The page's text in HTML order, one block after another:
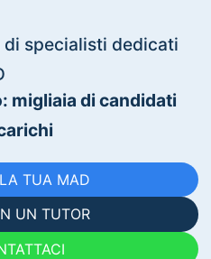
specialisti dedicati
migliaia di candidati
TUA MAD
UN TUTOR